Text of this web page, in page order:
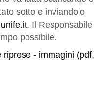
sotto e inviandolo
. Il Responsabile
possibile.
riprese - immagini